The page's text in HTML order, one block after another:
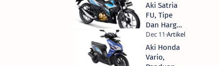
Aki Satria
FU, Tipe
Dan Harga
Aki Motor
Suzuki
Satria
F/FU/S/R
Aki Honda
Vario,